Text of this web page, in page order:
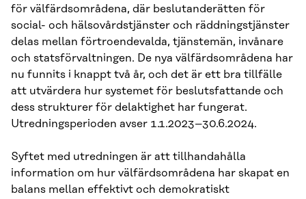
för välfärdsområdena, där beslutanderätten för
social- och hälsovårdstjänster och räddningstjänster
delas mellan förtroendevalda, tjänstemän, invånare
och statsförvaltningen. De nya välfärdsområdena har
nu funnits i knappt två år, och det är ett bra tillfälle
att utvärdera hur systemet för beslutsfattande och
dess strukturer för delaktighet har fungerat.
Utredningsperioden avser 1.1.2023–30.6.2024.
Syftet med utredningen är att tillhandahålla
information om hur välfärdsområdena har skapat en
balans mellan effektivt och demokratiskt